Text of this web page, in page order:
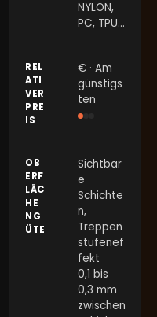
NYLON,
PC, TPU…
REL
ATI
VER
PRE
IS
€ · Am
günstigs
ten
OB
ERF
LÄC
HE
NG
ÜTE
Sichtbar
e
Schichte
n,
Treppen
stufenef
fekt
0,1 bis
0,3 mm
zwischen